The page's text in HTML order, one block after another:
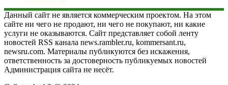
Данный сайт не является коммерческим проектом. На этом
сайте ни чего не продают, ни чего не покупают, ни какие
услуги не оказываются. Сайт представляет собой ленту
новостей RSS канала news.rambler.ru, kommersant.ru,
newsru.com. Материалы публикуются без искажения,
ответственность за достоверность публикуемых новостей
Администрация сайта не несёт.